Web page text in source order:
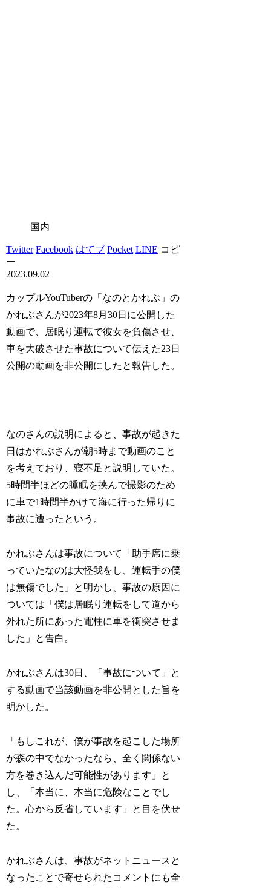
国内
Twitter Facebook はてブ Pocket LINE コピ
ー
2023.09.02
カップルYouTuberの「なのとかれぶ」の
かれぶさんが2023年8月30日に公開した
動画で、居眠り運転で彼女を負傷させ、
車を大破させた事故について伝えた23日
公開の動画を非公開にしたと報告した。
なのさんの説明によると、事故が起きた
日はかれぶさんが朝5時まで動画のこと
を考えており、寝不足と説明していた。
5時間半ほどの睡眠を挟んで撮影のため
に車で1時間半かけて海に行った帰りに
事故に遭ったという。
かれぶさんは事故について「助手席に乗
っていたなのは大怪我をし、運転手の僕
は無傷でした」と明かし、事故の原因に
ついては「僕は居眠り運転をして道から
外れた所にあった電柱に車を衝突させま
した」と告白。
かれぶさんは30日、「事故について」と
する動画で当該動画を非公開とした旨を
明かした。
「もしこれが、僕が事故を起こした場所
が森の中でなかったなら、全く関係ない
方を巻き込んだ可能性があります」と
し、「本当に、本当に危険なことでし
た。心から反省しています」と目を伏せ
た。
かれぶさんは、事故がネットニュースと
なったことで寄せられたコメントにも全